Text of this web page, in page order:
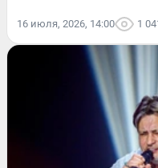
16 июля, 2026, 14:00 1